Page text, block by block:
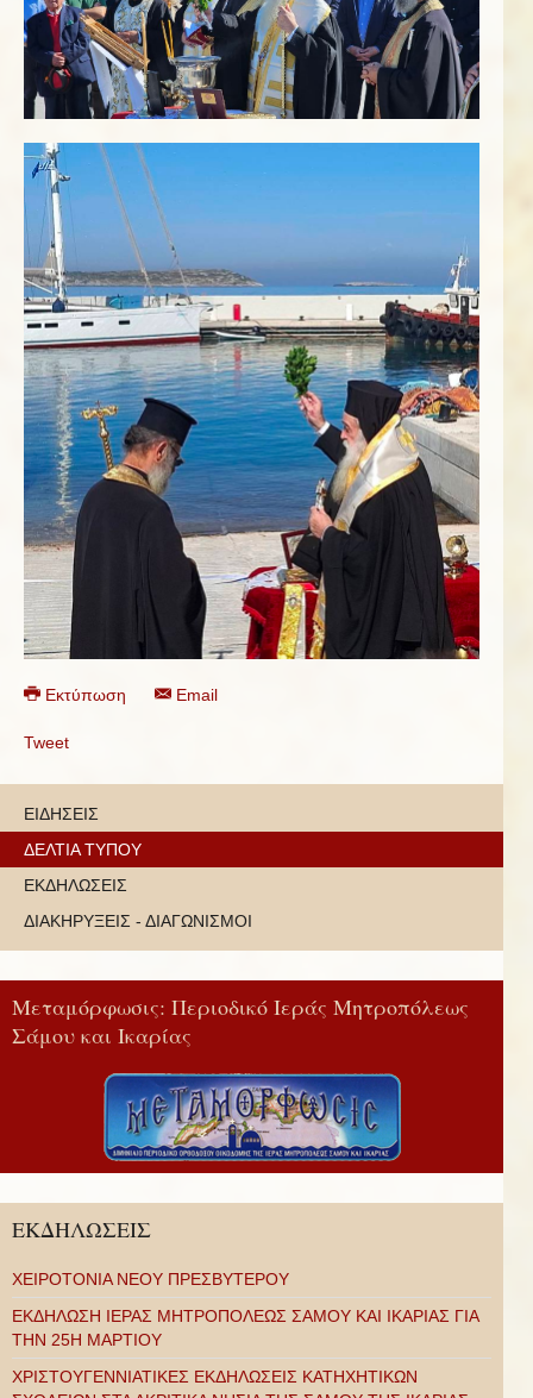
Εκτύπωση Email
Tweet
ΕΙΔΗΣΕΙΣ
ΔΕΛΤΙΑ ΤΥΠΟΥ
ΕΚΔΗΛΩΣΕΙΣ
ΔΙΑΚΗΡΥΞΕΙΣ - ΔΙΑΓΩΝΙΣΜΟΙ
Μεταμόρφωσις: Περιοδικό Ιεράς Μητροπόλεως
Σάμου και Ικαρίας
ΕΚΔΗΛΩΣΕΙΣ
ΧΕΙΡΟΤΟΝΙΑ ΝΕΟΥ ΠΡΕΣΒΥΤΕΡΟΥ
ΕΚΔΗΛΩΣΗ ΙΕΡΑΣ ΜΗΤΡΟΠΟΛΕΩΣ ΣΑΜΟΥ ΚΑΙ ΙΚΑΡΙΑΣ ΓΙΑ
ΤΗΝ 25Η ΜΑΡΤΙΟΥ
ΧΡΙΣΤΟΥΓΕΝΝΙΑΤΙΚΕΣ ΕΚΔΗΛΩΣΕΙΣ ΚΑΤΗΧΗΤΙΚΩΝ